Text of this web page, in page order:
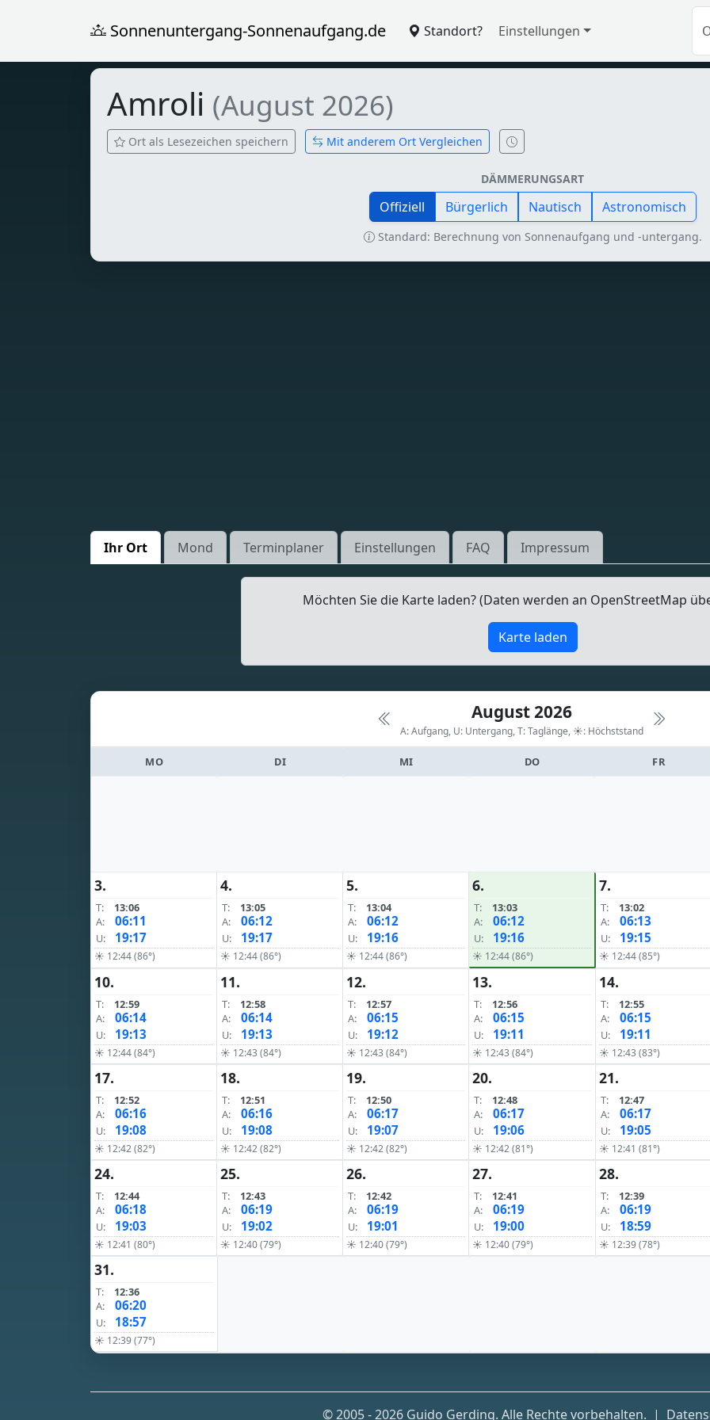
Sonnenuntergang-Sonnenaufgang.de Standort? Einstellungen
Amroli (August 2026)
Ort als Lesezeichen speichern Mit anderem Ort Vergleichen
DÄMMERUNGSART
Offiziell Bürgerlich Nautisch Astronomisch
Standard: Berechnung von Sonnenaufgang und -untergang.
Ihr Ort Mond Terminplaner Einstellungen FAQ Impressum
Möchten Sie die Karte laden? (Daten werden an OpenStreetMap
Karte laden
August 2026
A: Aufgang, U: Untergang, T: Taglänge, ☀: Höchststand
MO DI MI DO FR
3.
T:
13:06
A:
06:11
U: 19:17
☀ 12:44 (86°)
4.
T:
13:05
A:
06:12
U: 19:17
☀ 12:44 (86°)
5.
T:
13:04
A:
06:12
U: 19:16
☀ 12:44 (86°)
6.
T:
13:03
A:
06:12
U: 19:16
☀ 12:44 (86°)
7.
T:
13:02
A:
06:13
U: 19:15
☀ 12:44 (85°)
10.
T:
12:59
A:
06:14
U: 19:13
☀ 12:44 (84°)
11.
T:
12:58
A:
06:14
U: 19:13
☀ 12:43 (84°)
12.
T:
12:57
A:
06:15
U: 19:12
☀ 12:43 (84°)
13.
T:
12:56
A:
06:15
U: 19:11
☀ 12:43 (84°)
14.
T:
12:55
A:
06:15
U: 19:11
☀ 12:43 (83°)
17.
T:
12:52
A:
06:16
U: 19:08
☀ 12:42 (82°)
18.
T:
12:51
A:
06:16
U: 19:08
☀ 12:42 (82°)
19.
T:
12:50
A:
06:17
U: 19:07
☀ 12:42 (82°)
20.
T:
12:48
A:
06:17
U: 19:06
☀ 12:42 (81°)
21.
T:
12:47
A:
06:17
U: 19:05
☀ 12:41 (81°)
24.
T:
12:44
A:
06:18
U: 19:03
☀ 12:41 (80°)
25.
T:
12:43
A:
06:19
U: 19:02
☀ 12:40 (79°)
26.
T:
12:42
A:
06:19
U: 19:01
☀ 12:40 (79°)
27.
T:
12:41
A:
06:19
U: 19:00
☀ 12:40 (79°)
28.
T:
12:39
A:
06:19
U: 18:59
☀ 12:39 (78°)
31.
T:
12:36
A:
06:20
U: 18:57
☀ 12:39 (77°)
© 2005 - 2026 Guido Gerding. Alle Rechte vorbehalten. |